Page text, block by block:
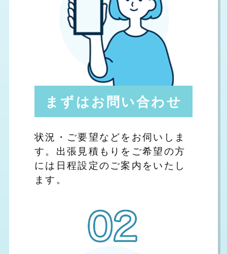
まずはお問い合わせ
状況・ご要望などをお伺いしま
す。出張見積もりをご希望の方
には日程設定のご案内をいたし
ます。